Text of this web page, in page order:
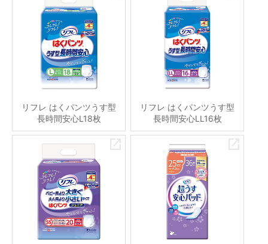
リフレ はくパンツうす型
長時間安心L18枚
リフレ はくパンツうす型
長時間安心LL16枚